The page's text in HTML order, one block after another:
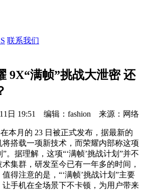
联系我们
9X“满帧”挑战大泄密 还
11日 19:51 编辑：fashion 来源：网络
本月的 23 日被正式发布，据最新的
搭载一项新技术，而荣耀内部称这项
”。据理解，这项“‘满帧’挑战计划”并不
集群，研发至今已有一年多的时间，
得注意的是，“‘满帧’挑战计划”主要
手机在全场景下不卡顿，为用户带来